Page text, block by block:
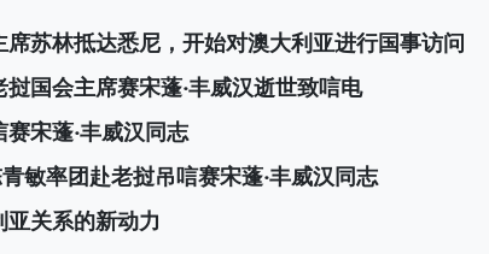
苏林抵达悉尼，开始对澳大利亚进行国事访问
国会主席赛宋蓬·丰威汉逝世致唁电
宋蓬·丰威汉同志
敏率团赴老挝吊唁赛宋蓬·丰威汉同志
关系的新动力